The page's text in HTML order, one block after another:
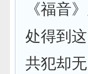
《福音
处得到
共犯却